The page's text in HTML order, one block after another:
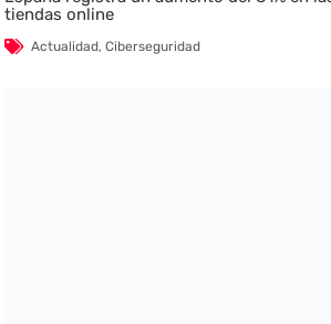
tiendas online
Actualidad,Ciberseguridad